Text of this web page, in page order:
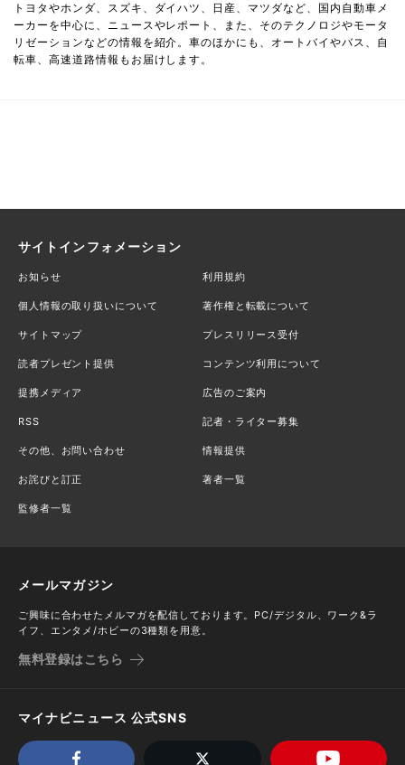
トヨタやホンダ、スズキ、ダイハツ、日産、マツダなど、国内自動車メ
ーカーを中心に、ニュースやレポート、また、そのテクノロジやモータ
リゼーションなどの情報を紹介。車のほかにも、オートバイやバス、自
転車、高速道路情報もお届けします。
サイトインフォメーション
お知らせ 利用規約
個人情報の取り扱いについて 著作権と転載について
サイトマップ プレスリリース受付
読者プレゼント提供 コンテンツ利用について
提携メディア 広告のご案内
RSS 記者・ライター募集
その他、お問い合わせ 情報提供
お詫びと訂正 著者一覧
監修者一覧
メールマガジン
ご興味に合わせたメルマガを配信しております。PC/デジタル、ワーク&ラ
イフ、エンタメ/ホビーの3種類を用意。
無料登録はこちら
マイナビニュース 公式SNS